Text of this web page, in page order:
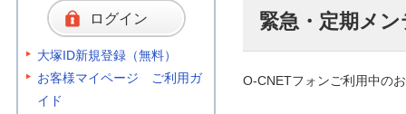
緊急・定期メ
O-CNETフォンご利用中の
ログイン
大塚ID新規登録（無料）
お客様マイページ ご利用ガ
イド